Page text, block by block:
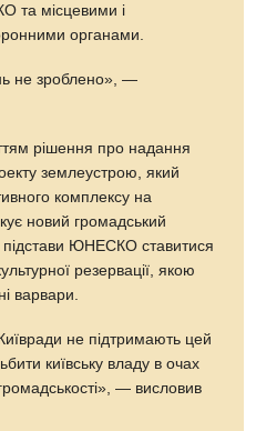
та місцевими і
органами.
не зроблено», —
рішення про надання
землеустрою, який
комплексу на
новий громадський
підстави ЮНЕСКО ставитися
резервації, якою
варвари.
не підтримають цей
київську владу в очах
— висловив